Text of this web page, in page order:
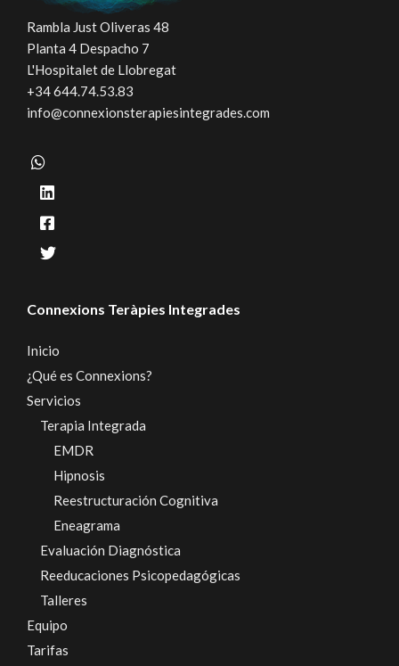
Rambla Just Oliveras 48
Planta 4 Despacho 7
L'Hospitalet de Llobregat
+34 644.74.53.83
info@connexionsterapiesintegrades.com
Connexions Teràpies Integrades
Inicio
¿Qué es Connexions?
Servicios
Terapia Integrada
EMDR
Hipnosis
Reestructuración Cognitiva
Eneagrama
Evaluación Diagnóstica
Reeducaciones Psicopedagógicas
Talleres
Equipo
Tarifas